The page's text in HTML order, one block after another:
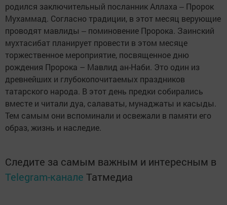
родился заключительный посланник Аллаха ‒ Пророк
Мухаммад. Согласно традиции, в этот месяц верующие
проводят мавлиды ‒ поминовение Пророка. Заинский
мухтасибат планирует провести в этом месяце
торжественное мероприятие, посвященное дню
рождения Пророка – Мавлид ан-Наби. Это один из
древнейших и глубокопочитаемых праздников
татарского народа. В этот день предки собирались
вместе и читали дуа, салаваты, мунаджаты и касыды.
Тем самым они вспоминали и освежали в памяти его
образ, жизнь и наследие.
Следите за самым важным и интересным в
Telegram-канале Татмедиа